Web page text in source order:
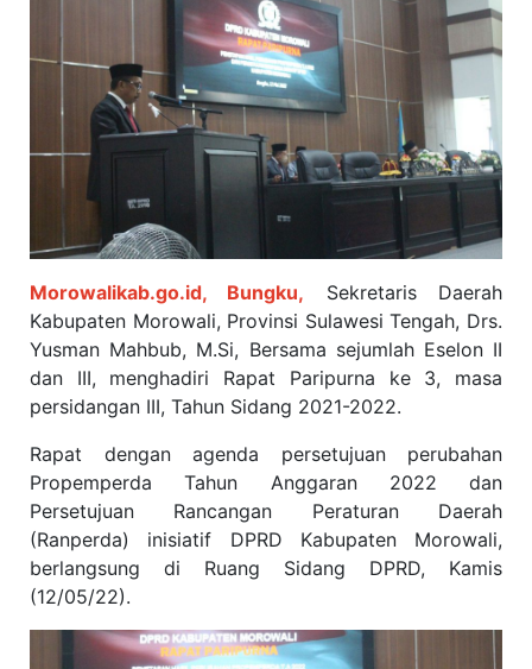
Morowalikab.go.id, Bungku, Sekretaris Daerah
Kabupaten Morowali, Provinsi Sulawesi Tengah, Drs.
Yusman Mahbub, M.Si, Bersama sejumlah Eselon II
dan III, menghadiri Rapat Paripurna ke 3, masa
persidangan III, Tahun Sidang 2021-2022.
Rapat dengan agenda persetujuan perubahan
Propemperda Tahun Anggaran 2022 dan
Persetujuan Rancangan Peraturan Daerah
(Ranperda) inisiatif DPRD Kabupaten Morowali,
berlangsung di Ruang Sidang DPRD, Kamis
(12/05/22).